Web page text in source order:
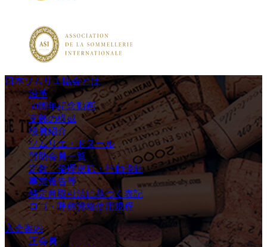
日本ソムリエ協会とは
沿革
50周年記念動画
支部の構成
役員紹介
ソムリエ・ドヌール
賛助会員一覧
定款 倫理規範・行動指針
事業報告等
特定商取引法に基づく表記
ロゴ・呼称資格使用規程
入会案内
正会員